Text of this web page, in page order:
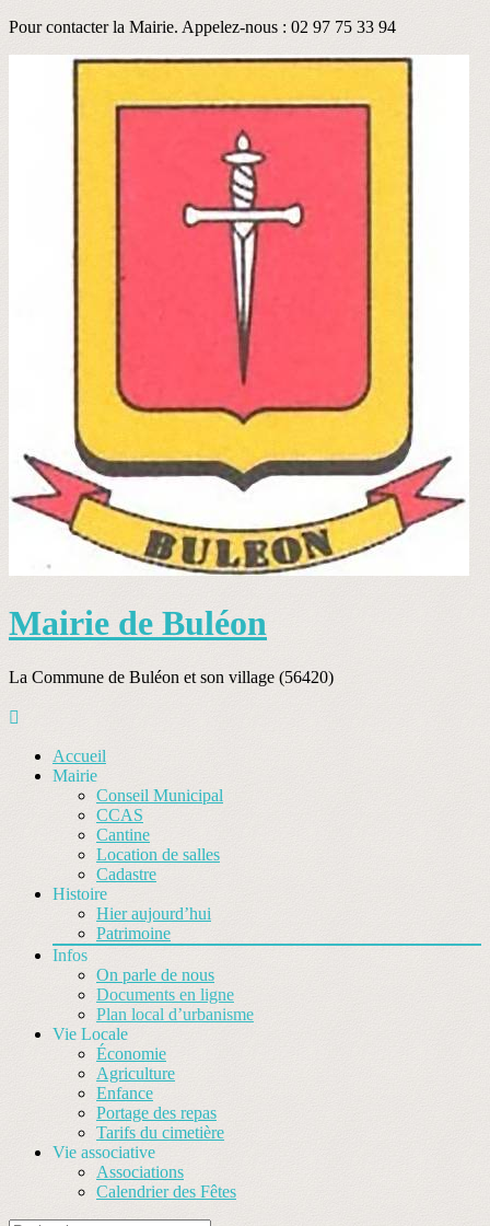
Pour contacter la Mairie. Appelez-nous : 02 97 75 33 94
Mairie de Buléon
La Commune de Buléon et son village (56420)
Accueil
Mairie
Conseil Municipal
CCAS
Cantine
Location de salles
Cadastre
Histoire
Hier aujourd’hui
Patrimoine
Infos
On parle de nous
Documents en ligne
Plan local d’urbanisme
Vie Locale
Économie
Agriculture
Enfance
Portage des repas
Tarifs du cimetière
Vie associative
Associations
Calendrier des Fêtes